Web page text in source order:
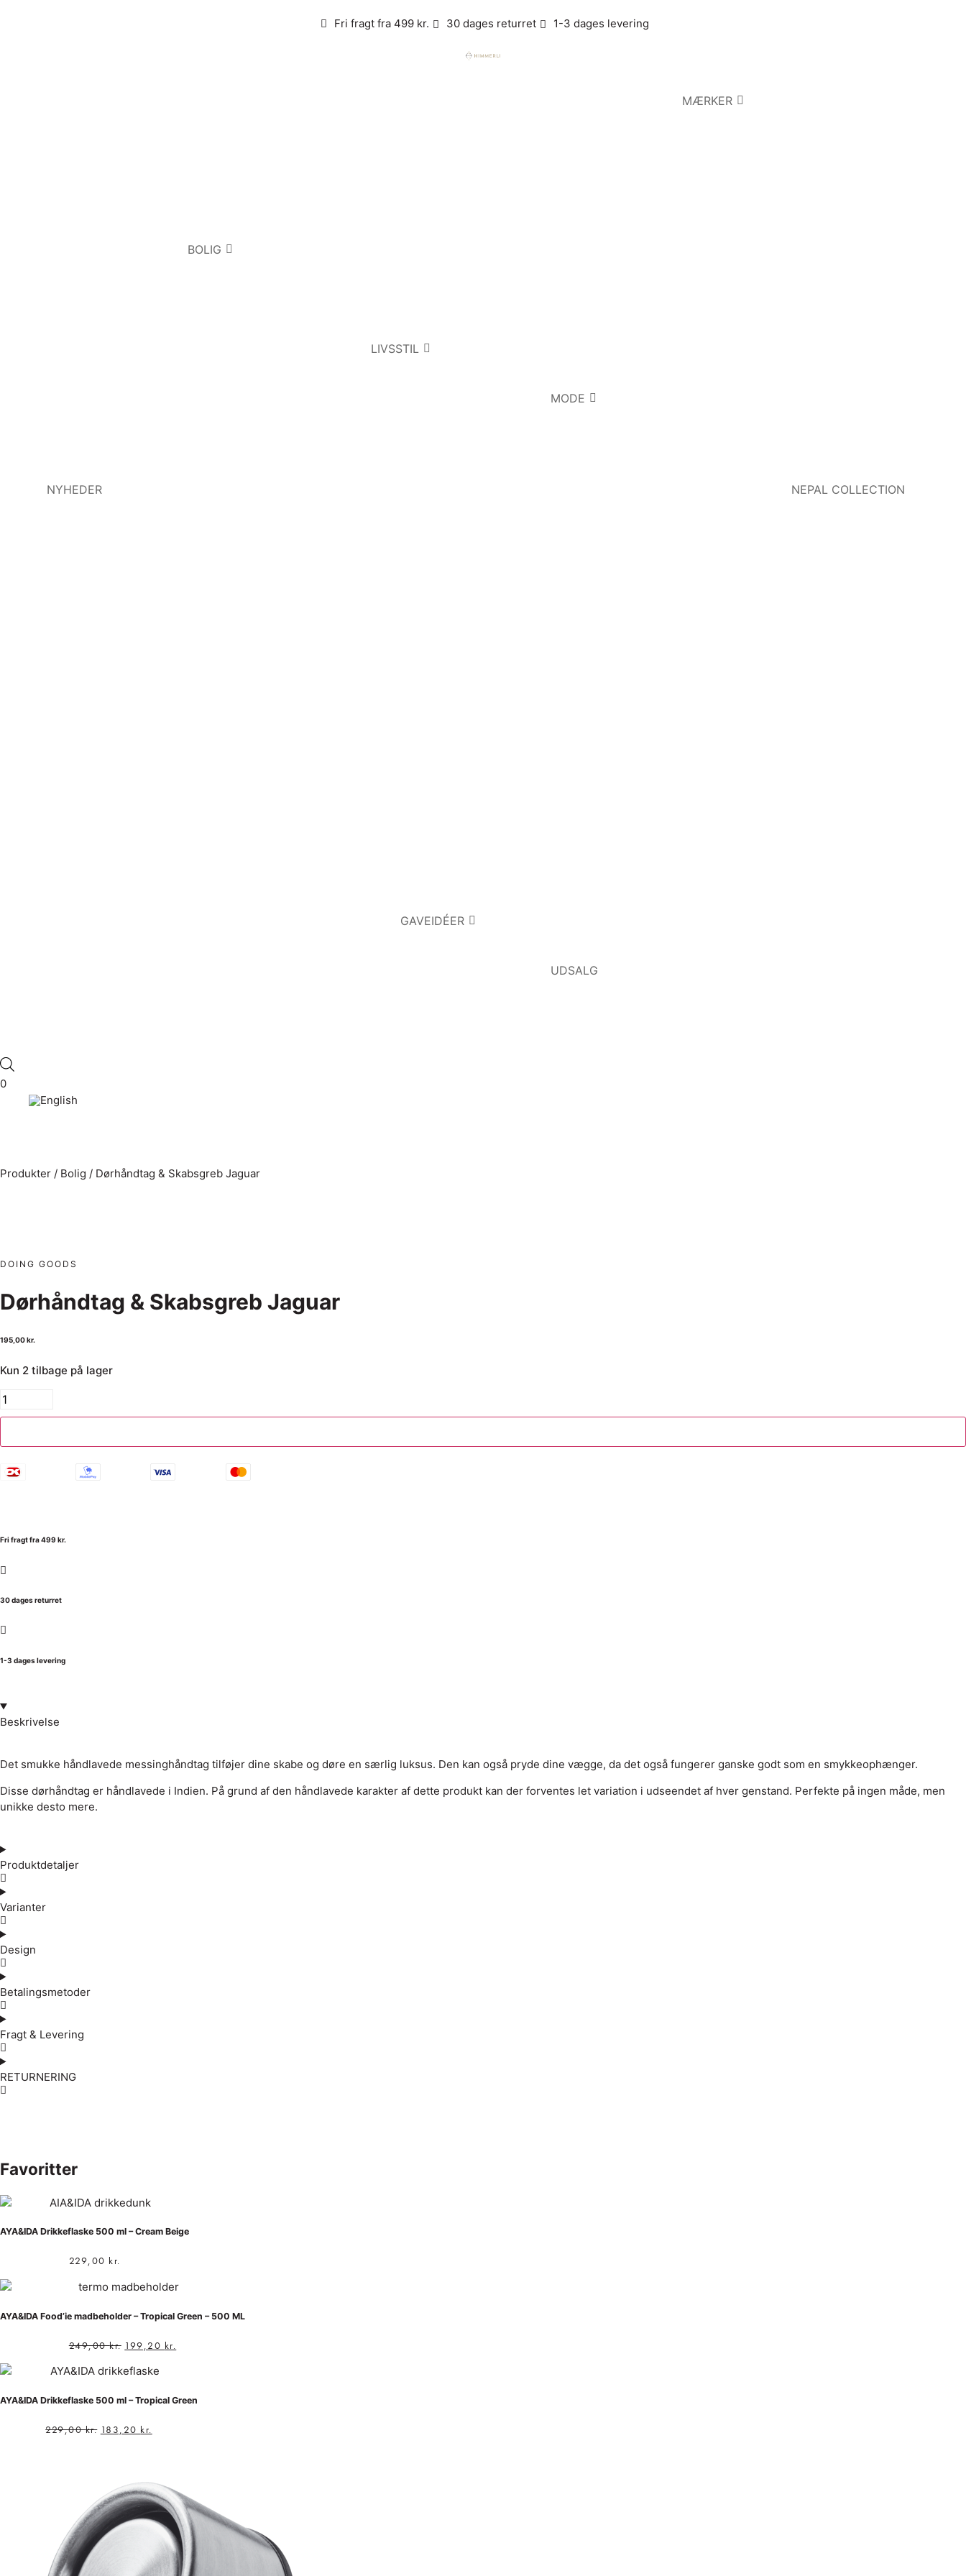
Fri fragt fra 499 kr. 30 dages returret 1-3 dages levering
NYHEDER
BOLIG
LIVSSTIL
MODE
MÆRKER
NEPAL COLLECTION
GAVEIDÉER
UDSALG
0
Produkter / Bolig / Dørhåndtag & Skabsgreb Jaguar
DOING GOODS
Dørhåndtag & Skabsgreb Jaguar
195,00kr.
Kun 2 tilbage på lager
Fri fragt fra 499 kr.
30 dages returret
1-3 dages levering
Beskrivelse
Det smukke håndlavede messinghåndtag tilføjer dine skabe og døre en særlig luksus. Den kan også pryde dine vægge, da det også fungerer ganske godt som en smykkeophænger.
Disse dørhåndtag er håndlavede i Indien. På grund af den håndlavede karakter af dette produkt kan der forventes let variation i udseendet af hver genstand. Perfekte på ingen måde, men
unikke desto mere.
Produktdetaljer
Varianter
Design
Betalingsmetoder
Fragt & Levering
RETURNERING
Favoritter
AYA&IDA Drikkeflaske 500 ml – Cream Beige
229,00 kr.
AYA&IDA Food’ie madbeholder – Tropical Green – 500 ML
249,00kr. 199,20 kr.
AYA&IDA Drikkeflaske 500 ml – Tropical Green
229,00kr. 183,20 kr.